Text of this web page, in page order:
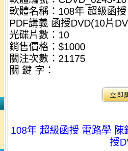
軟體名稱：108年 超級函
PDF講義 函授DVD(10片
光碟片數：10
銷售價格：$1000
關注次數： 21175
關 鍵 字：
108年 超級函授 電路學
授